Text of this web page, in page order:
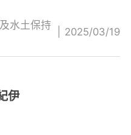
水土保持
2025/03/19
伊